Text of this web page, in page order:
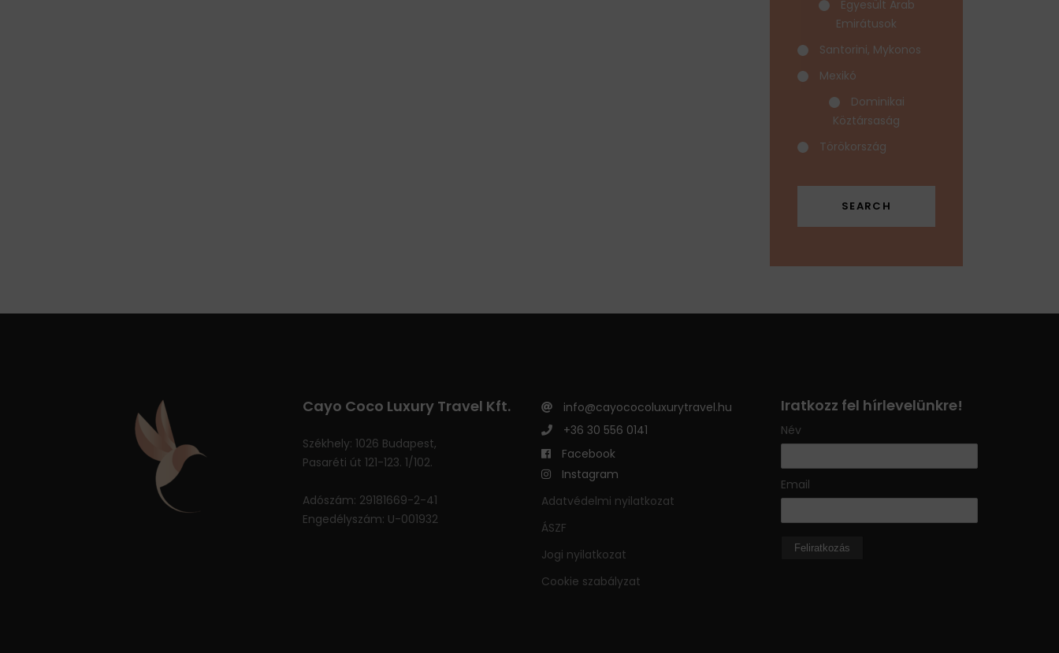
Egyesült Arab
Emirátusok
Santorini, Mykonos
Mexikó
Dominikai
Köztársaság
Törökország
Cayo Coco Luxury Travel Kft.
Székhely: 1026 Budapest,
Pasaréti út 121-123. 1/102.
Adószám: 29181669-2-41
Engedélyszám: U-001932
info@cayococoluxurytravel.hu
+36 30 556 0141
Facebook
Instagram
Adatvédelmi nyilatkozat
ÁSZF
Jogi nyilatkozat
Cookie szabályzat
Iratkozz fel hírlevelünkre!
Név
Email